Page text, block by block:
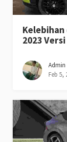
Kelebihan
2023
Admin
Feb 5,